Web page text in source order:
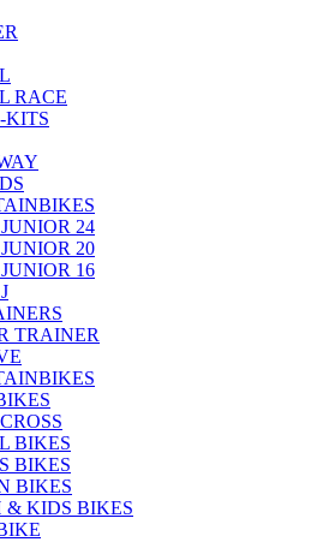
RACE
KITS
24
20
16
TRAINER
BIKES
BIKES
BIKES
& KIDS BIKES